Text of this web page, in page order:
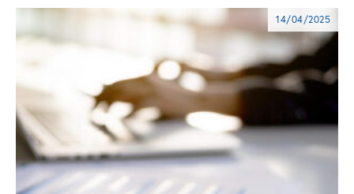
14/04/2025